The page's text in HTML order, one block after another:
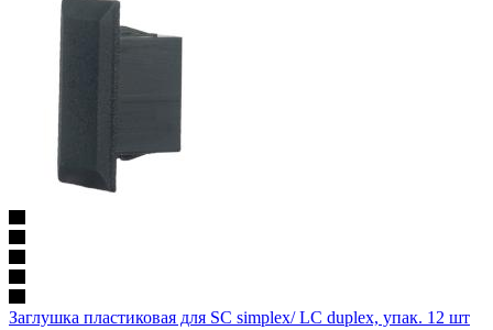
Заглушка пластиковая для SC simplex/ LC duplex, упак. 12 шт